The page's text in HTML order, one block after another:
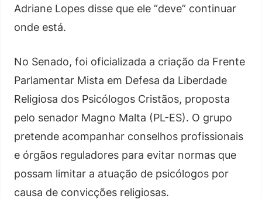
Adriane Lopes disse que ele “deve” continuar
onde está.
No Senado, foi oficializada a criação da Frente
Parlamentar Mista em Defesa da Liberdade
Religiosa dos Psicólogos Cristãos, proposta
pelo senador Magno Malta (PL-ES). O grupo
pretende acompanhar conselhos profissionais
e órgãos reguladores para evitar normas que
possam limitar a atuação de psicólogos por
causa de convicções religiosas.